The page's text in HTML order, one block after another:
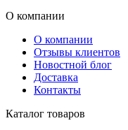
О компании
О компании
Отзывы клиентов
Новостной блог
Доставка
Контакты
Каталог товаров